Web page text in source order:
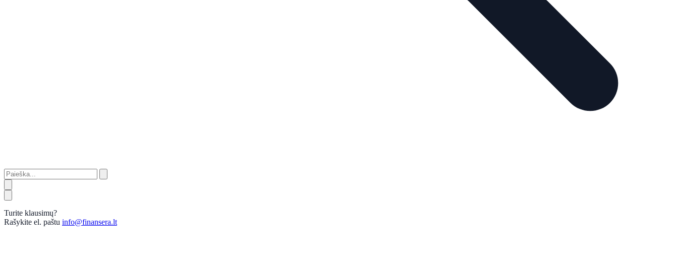
Turite klausimų?
Rašykite el. paštu info@finansera.lt